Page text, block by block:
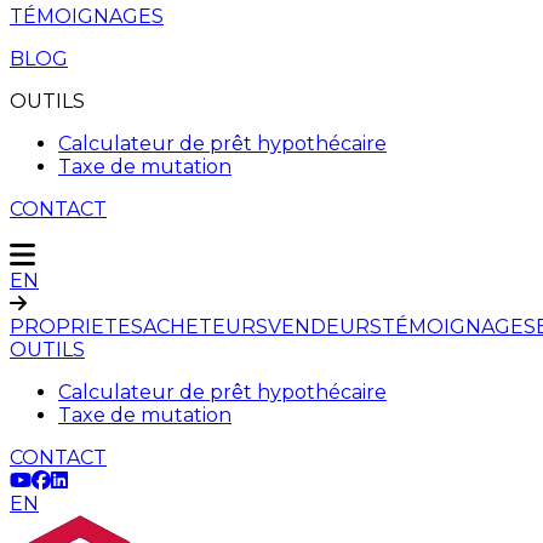
TÉMOIGNAGES
BLOG
OUTILS
Calculateur de prêt hypothécaire
Taxe de mutation
CONTACT
EN
PROPRIETESACHETEURSVENDEURSTÉMOIGNAGES
OUTILS
Calculateur de prêt hypothécaire
Taxe de mutation
CONTACT
EN